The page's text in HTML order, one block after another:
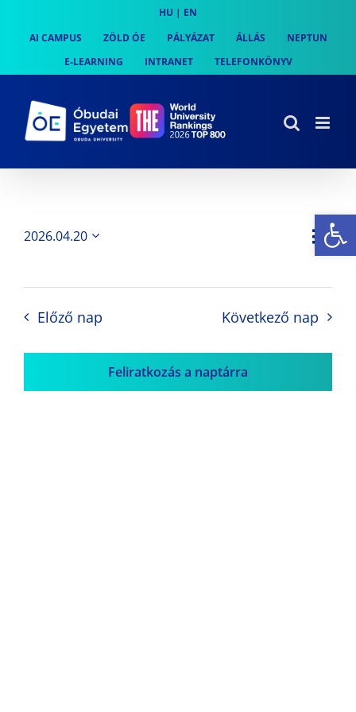
content
HU | EN
AI CAMPUS
ZÖLD ÓE PÁLYÁZAT ÁLLÁS
NEPTUN
E-LEARNING
INTRANET TELEFONKÖNYV
Nap
2026.04.20
Előző nap Következő nap
Feliratkozás a naptárra